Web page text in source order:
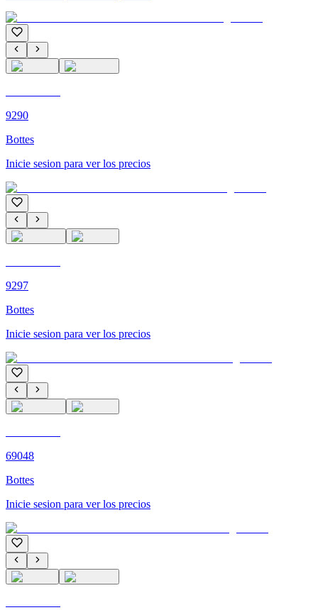
9290
Bottes
Inicie sesion para ver los precios
9297
Bottes
Inicie sesion para ver los precios
69048
Bottes
Inicie sesion para ver los precios